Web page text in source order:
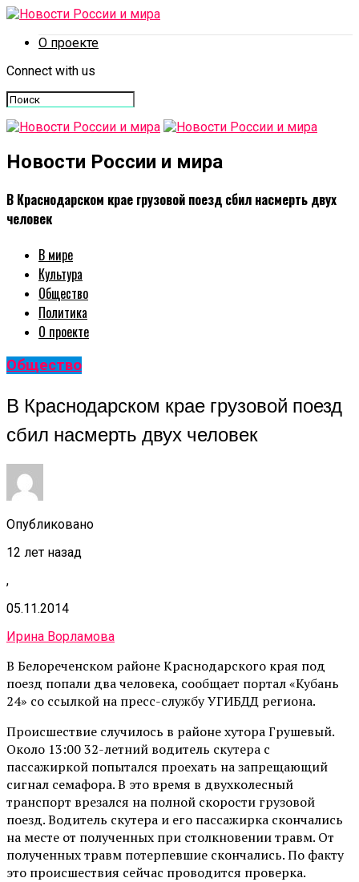
О проекте
Connect with us
Новости России и мира
В Краснодарском крае грузовой поезд сбил насмерть двух
человек
В мире
Культура
Общество
Политика
О проекте
Общество
В Краснодарском крае грузовой поезд
сбил насмерть двух человек
Опубликовано
12 лет назад
,
05.11.2014
Ирина Ворламова
В Белореченском районе Краснодарского края под
поезд попали два человека, сообщает портал «Кубань
24» со ссылкой на пресс-службу УГИБДД региона.
Происшествие случилось в районе хутора Грушевый.
Около 13:00 32-летний водитель скутера с
пассажиркой попытался проехать на запрещающий
сигнал семафора. В это время в двухколесный
транспорт врезался на полной скорости грузовой
поезд. Водитель скутера и его пассажирка скончались
на месте от полученных при столкновении травм. От
полученных травм потерпевшие скончались. По факту
это происшествия сейчас проводится проверка.